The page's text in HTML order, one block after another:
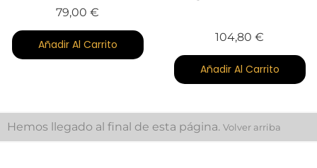
79,00 €
Añadir Al Carrito
104,80 €
Añadir Al Carrito
Hemos llegado al final de esta página. Volver arriba